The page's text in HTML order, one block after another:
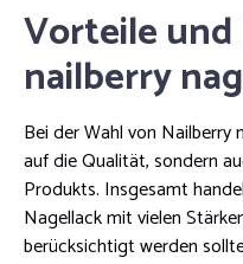
Vorteile
nailberry
Bei der Wahl von
auf die Qualität, sondern
Produkts. Insgesamt
Nagellack mit vielen
berücksichtigt werden